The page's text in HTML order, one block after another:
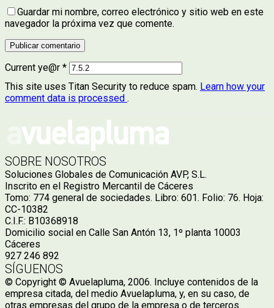
Guardar mi nombre, correo electrónico y sitio web en este
navegador la próxima vez que comente.
Current ye@r *
This site uses Titan Security to reduce spam. Learn how your
comment data is processed .
SOBRE NOSOTROS
Soluciones Globales de Comunicación AVP, S.L.
Inscrito en el Registro Mercantil de Cáceres
Tomo: 774 general de sociedades. Libro: 601. Folio: 76. Hoja:
CC-10382
C.I.F.: B10368918
Domicilio social en Calle San Antón 13, 1º planta 10003
Cáceres
927 246 892
SÍGUENOS
© Copyright © Avuelapluma, 2006. Incluye contenidos de la
empresa citada, del medio Avuelapluma, y, en su caso, de
otras empresas del grupo de la empresa o de terceros.